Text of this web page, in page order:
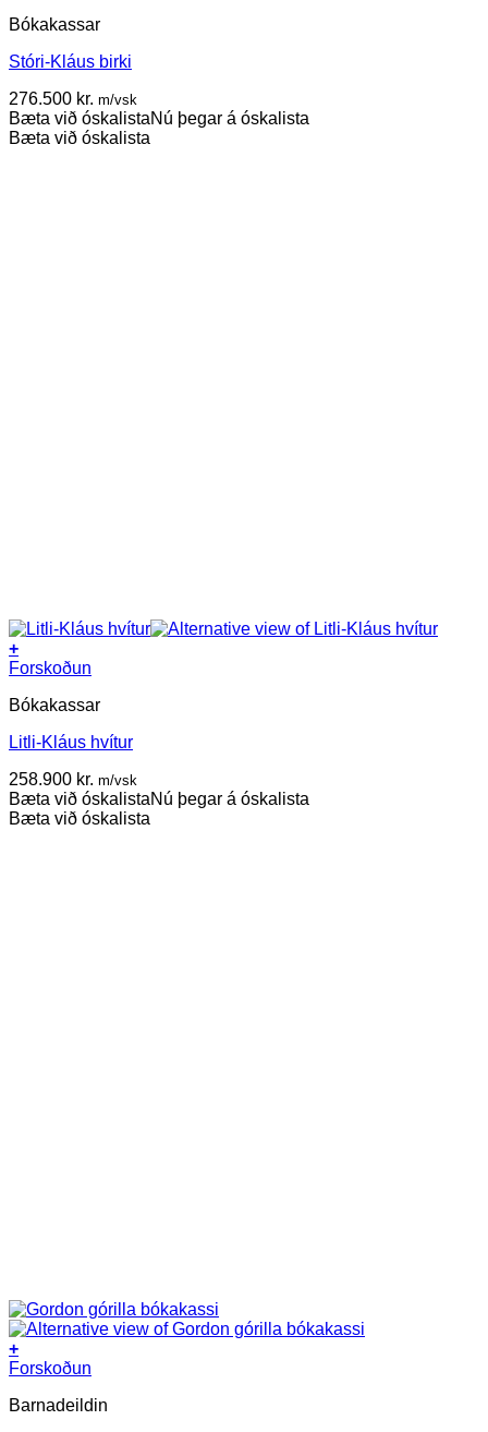
Bókakassar
Stóri-Kláus birki
276.500 kr. m/vsk
Bæta við óskalistaNú þegar á óskalista
Bæta við óskalista
+
Forskoðun
Bókakassar
Litli-Kláus hvítur
258.900 kr. m/vsk
Bæta við óskalistaNú þegar á óskalista
Bæta við óskalista
+
Forskoðun
Barnadeildin